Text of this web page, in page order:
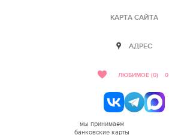
КАРТА САЙТА
АДРЕС
ЛЮБИМОЕ (0) 0
мы принимаем
банковские карты